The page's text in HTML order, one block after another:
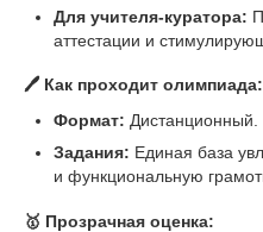
Для учителя-куратора:
аттестации и
🖊️ Как проходит олимпиада:
Формат: Дистанционный.
Задания: Единая база
и функциональную
🥇 Прозрачная оценка: